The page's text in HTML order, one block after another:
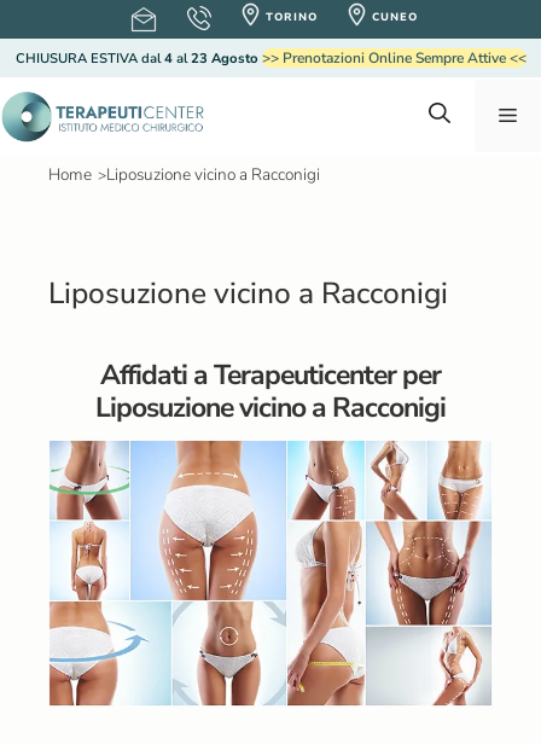
a
l
TORINO CUNEO
CHIUSURA ESTIVA dal4al23 Agosto >> Prenotazioni Online Sempre Attive <<
M
Home >Liposuzione vicino a Racconigi
Liposuzione vicino a Racconigi
Affidati a Terapeuticenter per
Liposuzione vicino a Racconigi